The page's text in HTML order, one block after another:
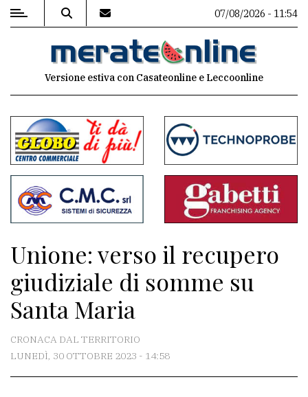
MENU
commenti
Contenuti
del
sito
Associazioni
Meteo
CONTATTI
07/08/2026 - 11:54
Versione estiva con Casateonline e Leccoonline
Unione: verso il recupero
giudiziale di somme su
Santa Maria
CRONACA DAL TERRITORIO
LUNEDÌ, 30 OTTOBRE 2023 - 14:58